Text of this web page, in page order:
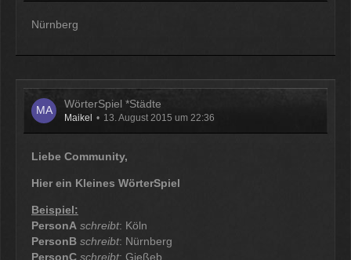
Nürnberg
WörterSpiel *Städte
Maikel 13. August 2015 um 22:36
Liebe Community,
Hier ein Kleines WörterSpiel
Beispiel:
PersonA schreibt: Köln
PersonB schreibt: Nürnberg
PersonC schreibt: Gießeb